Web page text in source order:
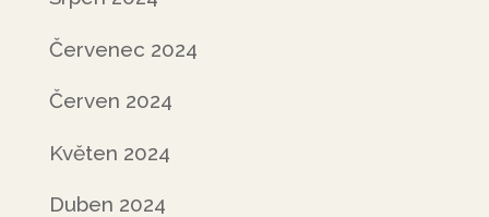
Červenec 2024
Červen 2024
Květen 2024
Duben 2024